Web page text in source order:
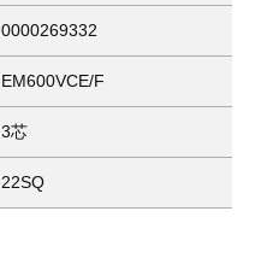
0000269332
EM600VCE/F
3芯
22SQ